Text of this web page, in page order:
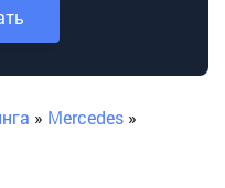
» Mercedes »